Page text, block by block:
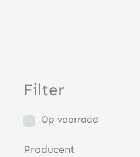
Filter
Op voorraad
Producent